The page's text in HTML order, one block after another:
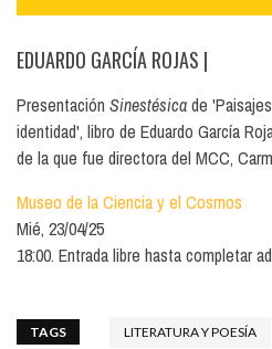
EDUARDO GARCÍA ROJAS |
Presentación Sinestésicade
identidad', libro de Eduardo García
de la que fue directora del MCC,
Museo de la Ciencia y el Cosmos
Mié, 23/04/25
18:00. Entrada libre hasta completar
TAGS LITERATURA Y POESÍA